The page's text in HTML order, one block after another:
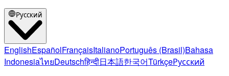
Русский
EnglishEspañolFrançaisItalianoPortuguês (Brasil)Bahasa
IndonesiaไทยDeutschहिन्दी日本語한국어TürkçeРусский